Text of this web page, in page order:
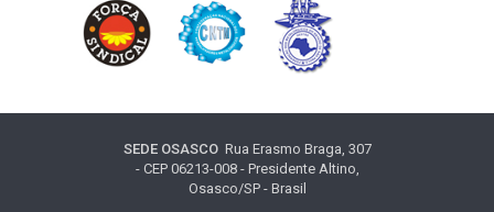
SEDE OSASCORua Erasmo Braga, 307
- CEP 06213-008 - Presidente Altino,
Osasco/SP - Brasil